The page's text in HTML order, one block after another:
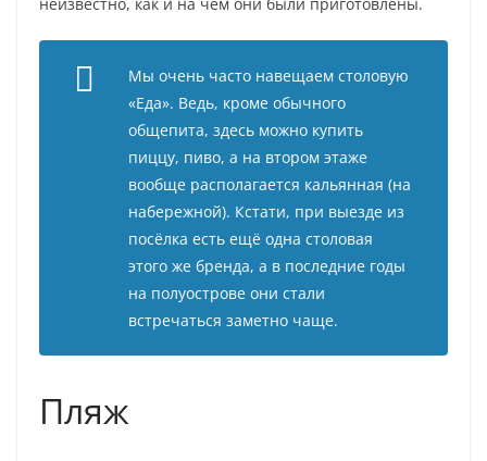
Мы очень часто навещаем столовую
«Еда». Ведь, кроме обычного
общепита, здесь можно купить
пиццу, пиво, а на втором этаже
вообще располагается кальянная (на
набережной). Кстати, при выезде из
посёлка есть ещё одна столовая
этого же бренда, а в последние годы
на полуострове они стали
встречаться заметно чаще.
Пляж